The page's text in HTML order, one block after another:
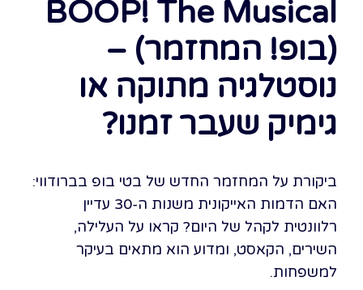
BOOP! The Musical
(בופ! המחזמר) –
נוסטלגיה מתוקה או
גימיק שעבר זמנו?
ביקורת על המחזמר החדש של בטי בופ בברודווי:
האם הדמות האייקונית משנות ה-30 עדיין
רלוונטית לקהל של היום? קראו על העלילה,
השירים, הקאסט, ומדוע הוא מתאים בעיקר
למשפחות.